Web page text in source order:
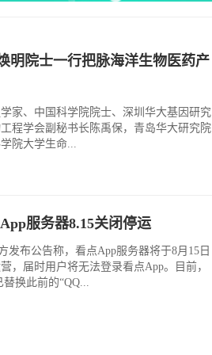
明院士一行把脉海洋生物医药产
、中国科学院院士、深圳华大基因研究
程学会副秘书长陈禹保，青岛华大研究院
院大学生命...
服务器8.15关闭停运
布公告称，看点App服务器将于8月15日
，届时用户将无法登录看点App。目前，
换此前的“QQ...